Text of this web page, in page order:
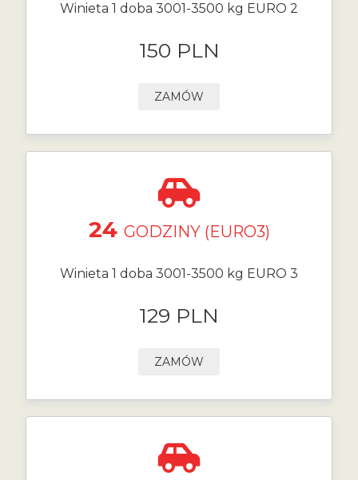
Winieta 1 doba 3001-3500 kg EURO 2
150 PLN
ZAMÓW
24 GODZINY (EURO3)
Winieta 1 doba 3001-3500 kg EURO 3
129 PLN
ZAMÓW